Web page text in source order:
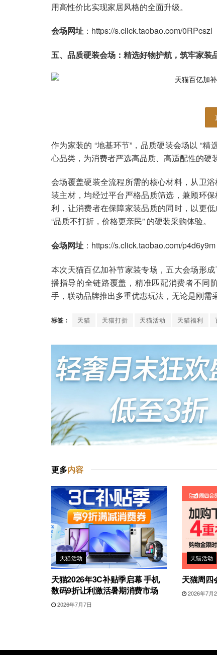
用高性价比实现家居风格的全面升级。
会场网址 ：https://s.click.taobao.com/0RPcszl
五、品质硬装会场：精选好物护航，筑牢家装
作为家装的 “地基环节”，品质硬装会场以 “
心品类，为消费者严选高品质、高适配性的硬
会场覆盖硬装全流程所需的核心材料，从卫
装主材，均经过平台严格品质筛选，兼顾环
利，让消费者在保障家装品质的同时，以更
“品质不打折，价格更亲民” 的硬装采购体验。
会场网址 ：https://s.click.taobao.com/p4d6y9m
本次天猫百亿加补节家装专场，五大会场形
播指导的全链路覆盖，精准匹配消费者不同
手，联动品牌推出多重优惠玩法，无论是刚需
标签： 天猫 天猫打折 天猫活动 天猫福利
更多内容
天猫活动
天猫2026年3C补贴季启幕 手机
数码9折让利激活暑期消费市场
2026年7月7日
天猫活动
天猫周四
2026年7月